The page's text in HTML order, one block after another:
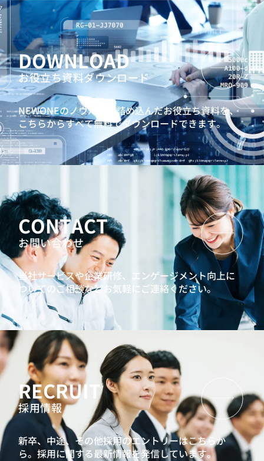
DOWNLOAD
お役立ち資料ダウンロード
NEWONEのノウハウを詰め込んだお役立ち資料を、
こちらからすべて無料でダウンロードできます。
CONTACT
お問い合わせ
当社サービスや企業研修、エンゲージメント向上に
ついてのご相談などお気軽にご連絡ください。
RECRUIT
採用情報
新卒、中途、その他採用のエントリーはこちらか
ら。採用に関する最新情報を発信しています。